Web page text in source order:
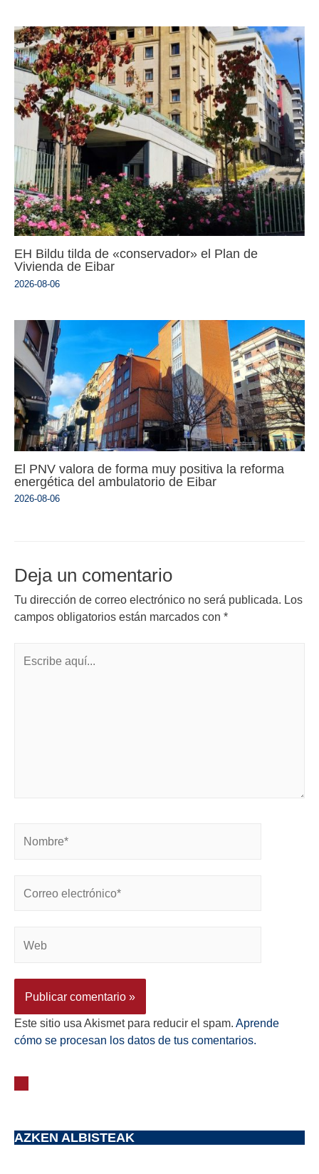
EH Bildu tilda de «conservador» el Plan de
Vivienda de Eibar
2026-08-06
El PNV valora de forma muy positiva la reforma
energética del ambulatorio de Eibar
2026-08-06
Deja un comentario
Tu dirección de correo electrónico no será publicada. Los
campos obligatorios están marcados con *
Este sitio usa Akismet para reducir el spam. Aprende
cómo se procesan los datos de tus comentarios.
AZKEN ALBISTEAK